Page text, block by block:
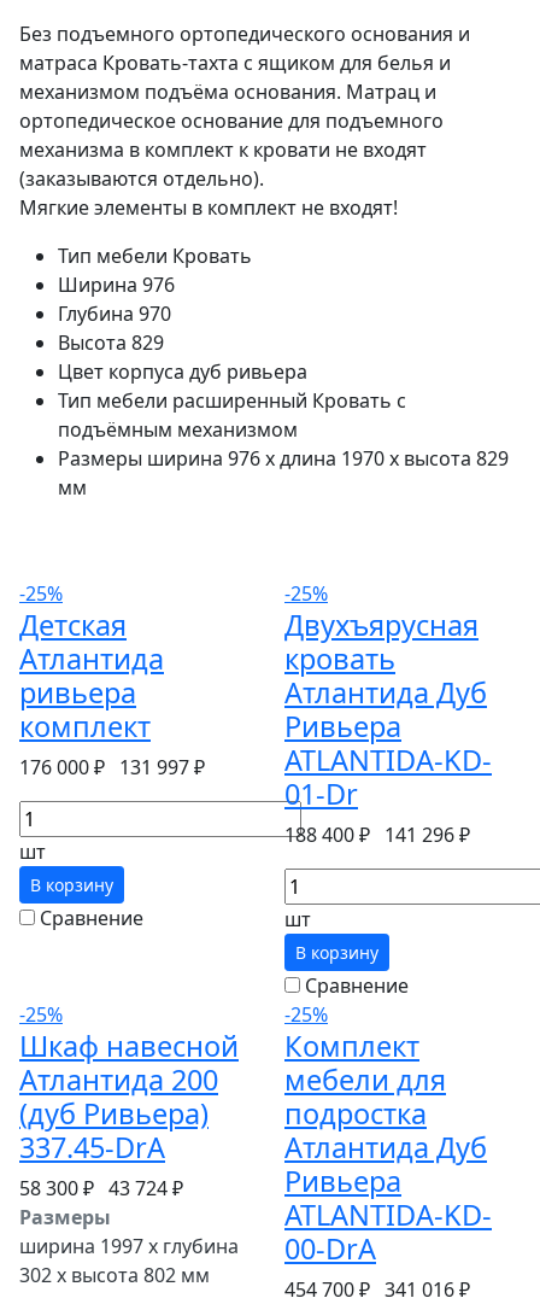
Без подъемного ортопедического основания и
матраса Кровать-тахта с ящиком для белья и
механизмом подъёма основания. Матрац и
ортопедическое основание для подъемного
механизма в комплект к кровати не входят
(заказываются отдельно).
Мягкие элементы в комплект не входят!
Тип мебели Кровать
Ширина 976
Глубина 970
Высота 829
Цвет корпуса дуб ривьера
Тип мебели расширенный Кровать с
подъёмным механизмом
Размеры ширина 976 x длина 1970 x высота 829
мм
-25%
Детская
Атлантида
ривьера
комплект
176 000 ₽ 131 997 ₽
шт
В корзину
Сравнение
-25%
Двухъярусная
кровать
Атлантида Дуб
Ривьера
ATLANTIDA-KD-
01-Dr
188 400 ₽ 141 296 ₽
шт
В корзину
Сравнение
-25%
Шкаф навесной
Атлантида 200
(дуб Ривьера)
337.45-DrA
58 300 ₽ 43 724 ₽
Размеры
ширина 1997 x глубина
302 x высота 802 мм
-25%
Комплект
мебели для
подростка
Атлантида Дуб
Ривьера
ATLANTIDA-KD-
00-DrA
454 700 ₽ 341 016 ₽